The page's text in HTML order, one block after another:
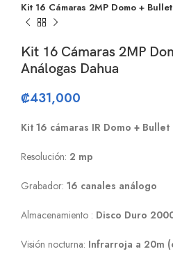
Kit 16 Cámaras 2MP Domo +
Kit 16 Cámaras 2MP
Análogas Dahua
₡431,000
Kit 16 cámaras IR Domo + Bullet
Resolución: 2 mp
Grabador: 16 canales análogo
Almacenamiento : Disco Duro
Visión nocturna: Infrarroja a 20m